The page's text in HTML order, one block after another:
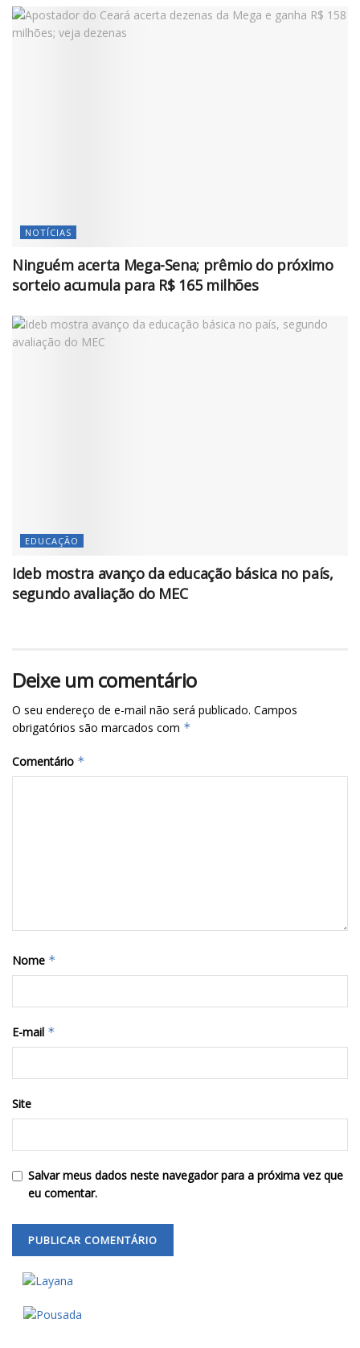
NOTÍCIAS
Ninguém acerta Mega-Sena; prêmio do próximo
sorteio acumula para R$ 165 milhões
EDUCAÇÃO
Ideb mostra avanço da educação básica no país,
segundo avaliação do MEC
Deixe um comentário
O seu endereço de e-mail não será publicado. Campos
obrigatórios são marcados com *
Comentário *
Nome *
E-mail *
Site
Salvar meus dados neste navegador para a próxima vez que
eu comentar.